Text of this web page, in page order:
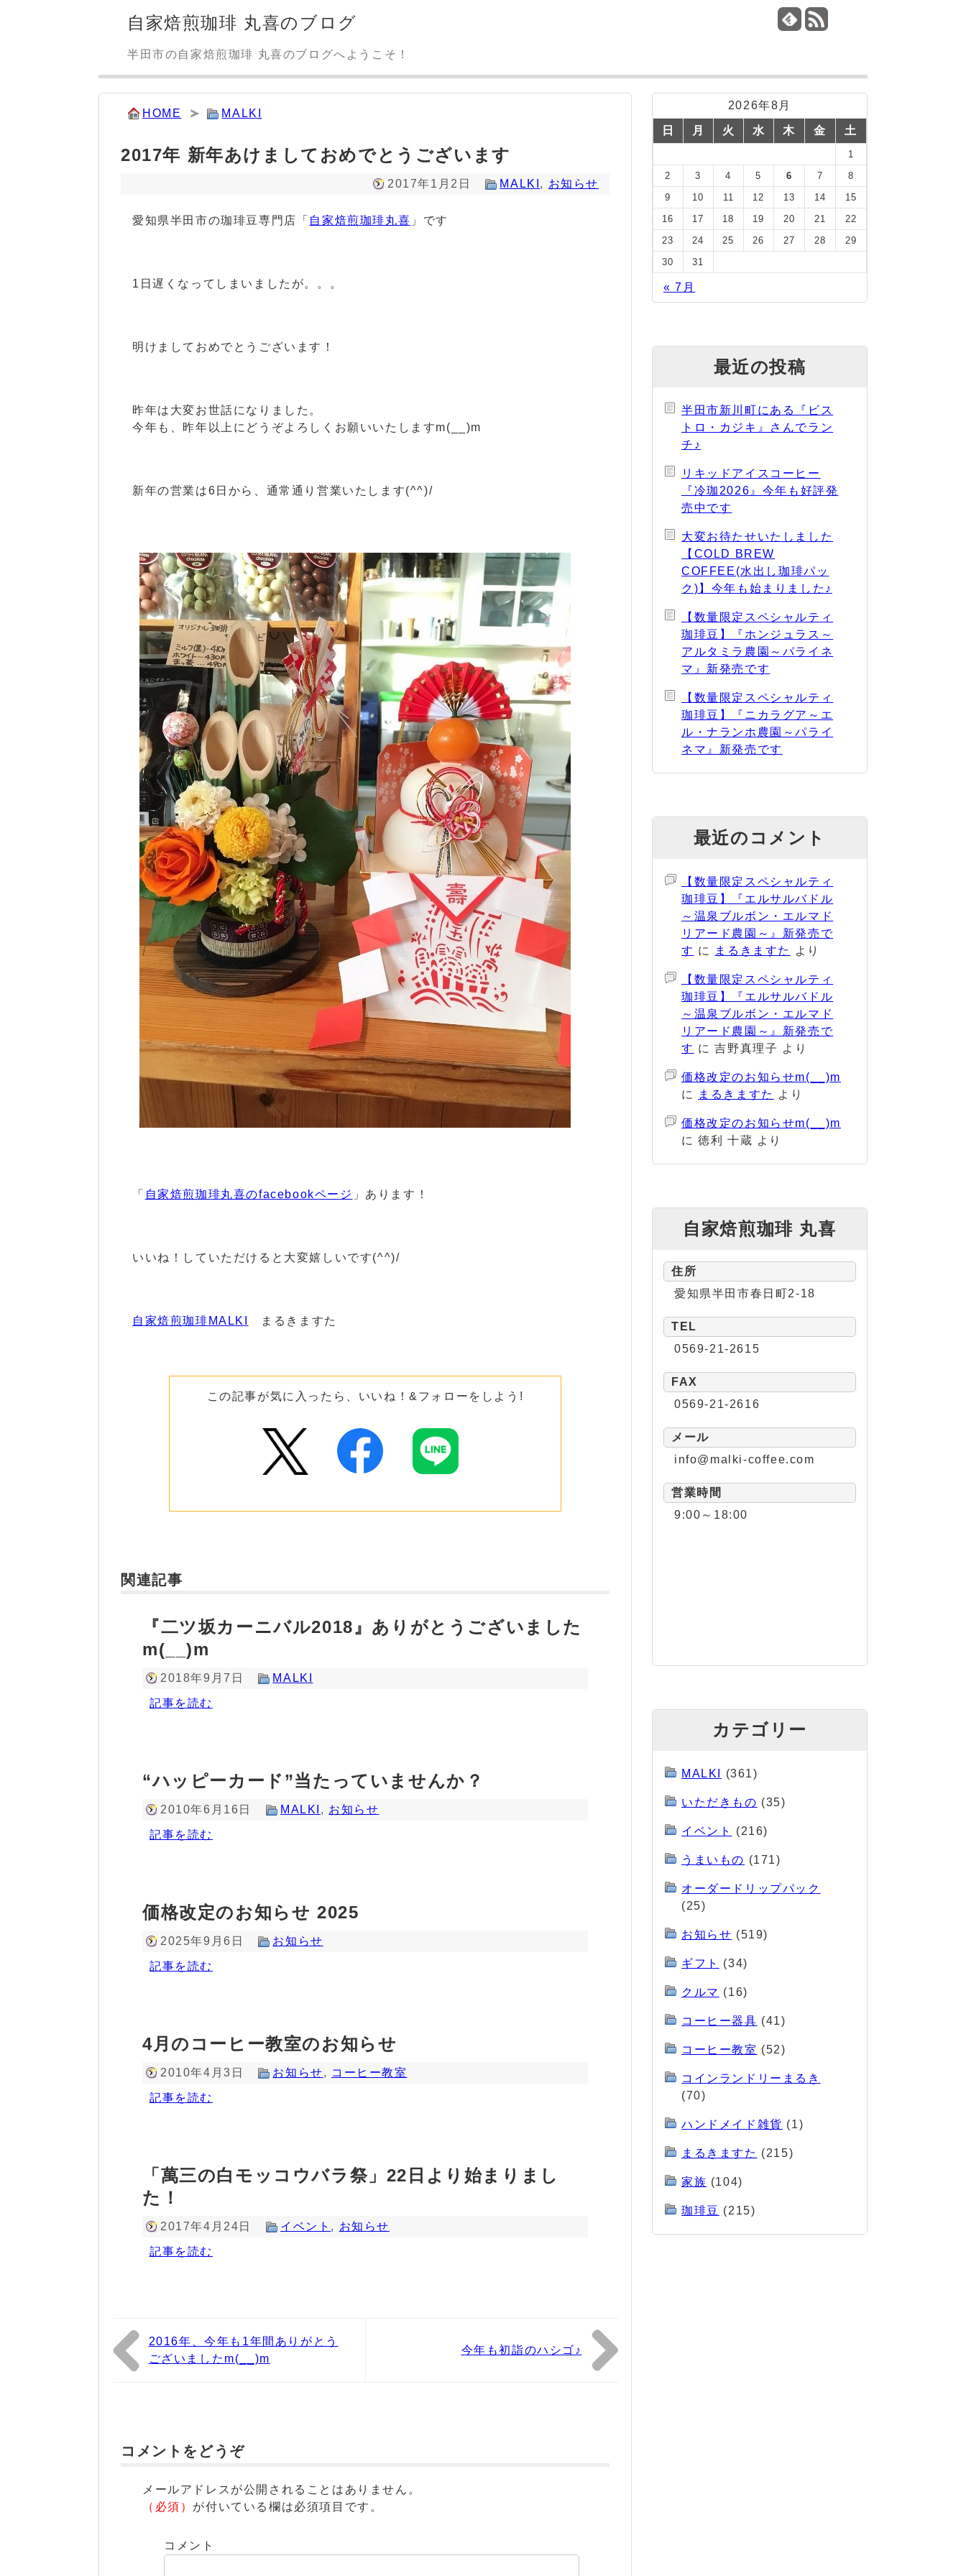
自家焙煎珈琲 丸喜のブログ
半田市の自家焙煎珈琲 丸喜のブログへようこそ！
HOME MALKI
2017年 新年あけましておめでとうございます
2017年1月2日 MALKI , お知らせ
愛知県半田市の珈琲豆専門店「 自家焙煎珈琲丸喜 」です
1日遅くなってしまいましたが。。。
明けましておめでとうございます！
昨年は大変お世話になりました。
今年も、昨年以上にどうぞよろしくお願いいたしますm(__)m
新年の営業は6日から、通常通り営業いたします(^^)/
「 自家焙煎珈琲丸喜のfacebookページ 」あります！
いいね！していただけると大変嬉しいです(^^)/
自家焙煎珈琲MALKI まるきますた
この記事が気に入ったら、いいね！&フォローをしよう!
関連記事
『二ツ坂カーニバル2018』ありがとうございました
m(__)m
2018年9月7日 MALKI
記事を読む
“ハッピーカード”当たっていませんか？
2010年6月16日 MALKI , お知らせ
記事を読む
価格改定のお知らせ 2025
2025年9月6日 お知らせ
記事を読む
4月のコーヒー教室のお知らせ
2010年4月3日 お知らせ, コーヒー教室
記事を読む
「萬三の白モッコウバラ祭」22日より始まりまし
た！
2017年4月24日 イベント , お知らせ
記事を読む
2016年、今年も1年間ありがとう
ございましたm(__)m
今年も初詣のハシゴ♪
コメントをどうぞ
メールアドレスが公開されることはありません。
（必須） が付いている欄は必須項目です。
コメント
2026年8月
日 月 火 水 木 金 土
1
2
3 4 5 6 7
8
9
10 11 12 13 14
15
16
17 18 19 20 21
22
23
24 25 26 27 28
29
30
31
« 7月
最近の投稿
半田市新川町にある『ビス
トロ・カジキ』さんでラン
チ♪
リキッドアイスコーヒー
『冷珈2026』今年も好評発
売中です
大変お待たせいたしました
【COLD BREW
COFFEE(水出し珈琲パッ
ク)】今年も始まりました♪
【数量限定スペシャルティ
珈琲豆】『ホンジュラス～
アルタミラ農園～パライネ
マ』新発売です
【数量限定スペシャルティ
珈琲豆】『ニカラグア～エ
ル・ナランホ農園～パライ
ネマ』新発売です
最近のコメント
【数量限定スペシャルティ
珈琲豆】『エルサルバドル
～温泉ブルボン・エルマド
リアード農園～』新発売で
す に まるきますた より
【数量限定スペシャルティ
珈琲豆】『エルサルバドル
～温泉ブルボン・エルマド
リアード農園～』新発売で
す に吉野真理子 より
価格改定のお知らせm(__)m
に
まるきますた より
価格改定のお知らせm(__)m
に徳利 十蔵 より
自家焙煎珈琲 丸喜
住所
愛知県半田市春日町2-18
TEL
0569-21-2615
FAX
0569-21-2616
メール
info@malki-coffee.com
営業時間
9:00～18:00
カテゴリー
MALKI (361)
いただきもの (35)
イベント (216)
うまいもの (171)
オーダードリップパック
(25)
お知らせ (519)
ギフト (34)
クルマ (16)
コーヒー器具 (41)
コーヒー教室 (52)
コインランドリーまるき
(70)
ハンドメイド雑貨 (1)
まるきますた (215)
家族 (104)
珈琲豆 (215)